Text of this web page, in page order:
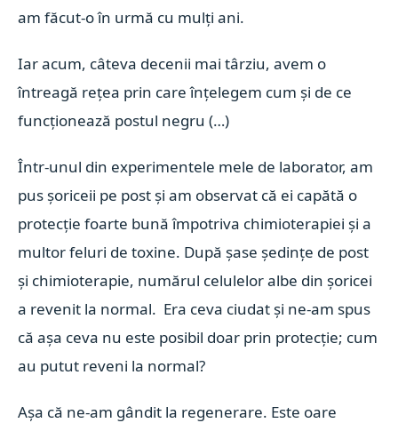
am făcut-o în urmă cu mulți ani.
Iar acum, câteva decenii mai târziu, avem o
întreagă rețea prin care înțelegem cum și de ce
funcționează postul negru (…)
Într-unul din experimentele mele de laborator, am
pus șoriceii pe post și am observat că ei capătă o
protecție foarte bună împotriva chimioterapiei și a
multor feluri de toxine. După șase ședințe de post
și chimioterapie, numărul celulelor albe din șoricei
a revenit la normal. Era ceva ciudat și ne-am spus
că așa ceva nu este posibil doar prin protecție; cum
au putut reveni la normal?
Așa că ne-am gândit la regenerare. Este oare